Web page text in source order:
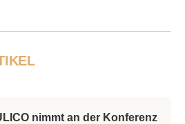
nimmt an der Konferenz